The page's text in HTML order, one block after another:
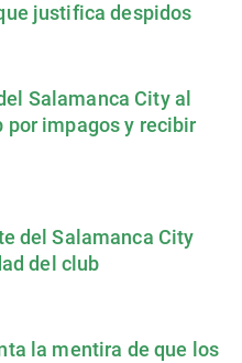
justifica despidos
Salamanca City al
por impagos y recibir
del Salamanca City
del club
la mentira de que los